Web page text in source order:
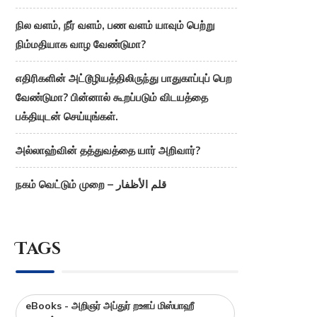
நில வளம், நீர் வளம், பண வளம் யாவும் பெற்று
நிம்மதியாக வாழ வேண்டுமா?
எதிரிகளின் அட்டூழியத்திலிருந்து பாதுகாப்புப் பெற
வேண்டுமா? பின்னால் கூறப்படும் விடயத்தை
பக்தியுடன் செய்யுங்கள்.
அல்லாஹ்வின் தத்துவத்தை யார் அறிவார்?
நகம் வெட்டும் முறை – قلم الأظفار
Tags
eBooks - அறிஞர் அப்துர் றஊப் மிஸ்பாஹீ